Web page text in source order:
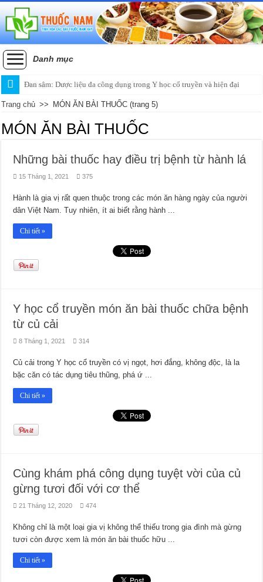
Danh mục
Đan sâm: Dược liệu đa công dụng trong Y học cổ truyền và hiện đại
Trang chủ >> MÓN ĂN BÀI THUỐC (trang 5)
MÓN ĂN BÀI THUỐC
Những bài thuốc hay điều trị bệnh từ hành lá
15 Tháng 1, 2021 375
Hành là gia vị rất quen thuộc trong các món ăn hàng ngày của người
dân Việt Nam. Tuy nhiên, ít ai biết rằng hành ...
Chi tiết »
Y học cổ truyền món ăn bài thuốc chữa bệnh
từ củ cải
8 Tháng 1, 2021 314
Củ cải trong Y học cổ truyền có vị ngọt, hơi đắng, không độc, là la
bặc căn có tác dụng tiêu thũng, phá ứ ...
Chi tiết »
Cùng khám phá công dụng tuyệt vời của củ
gừng tươi đối với cơ thể
21 Tháng 12, 2020 474
Không chỉ là một loại gia vị không thể thiếu trong gia đình mà gừng
tươi còn được xem là món ăn bài thuốc hữu ...
Chi tiết »